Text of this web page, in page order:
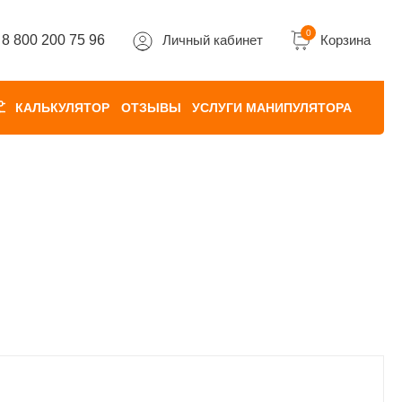
8 800 200 75 96 Личный кабинет 0 Корзина
КАЛЬКУЛЯТОР ОТЗЫВЫ УСЛУГИ МАНИПУЛЯТОРА